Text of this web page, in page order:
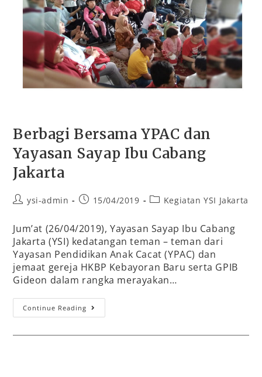
Berbagi Bersama YPAC dan
Yayasan Sayap Ibu Cabang
Jakarta
ysi-admin 15/04/2019 Kegiatan YSI Jakarta
Jum’at (26/04/2019), Yayasan Sayap Ibu Cabang
Jakarta (YSI) kedatangan teman – teman dari
Yayasan Pendidikan Anak Cacat (YPAC) dan
jemaat gereja HKBP Kebayoran Baru serta GPIB
Gideon dalam rangka merayakan…
Continue Reading